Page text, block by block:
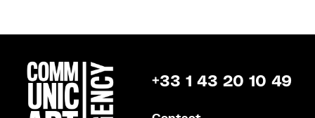
+33 1 43 20 10 49